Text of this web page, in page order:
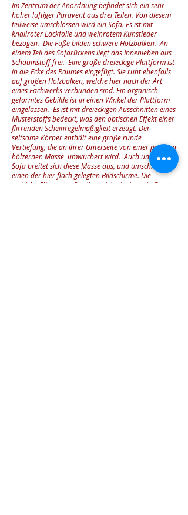
Im Zentrum der Anordnung befindet sich ein sehr
hoher luftiger Paravent aus drei Teilen. Von diesem
teilweise umschlossen wird ein Sofa. Es ist mit
knallroter Lackfolie und weinrotem Kunstleder
bezogen. Die Füße bilden schwere Holzbalken. An
einem Teil des Sofarückens liegt das Innenleben aus
Schaumstoff frei. Eine große dreieckige Plattform ist
in die Ecke des Raumes eingefügt. Sie ruht ebenfalls
auf großen Holzbalken, welche hier nach der Art
eines Fachwerks verbunden sind. Ein organisch
geformtes Gebilde ist in einen Winkel der Plattform
eingelassen. Es ist mit dreieckigen Ausschnitten eines
Musterstoffs bedeckt, was den optischen Effekt einer
flirrenden Scheinregelmäßigkeit erzeugt. Der
seltsame Körper enthält eine große runde
Vertiefung, die an ihrer Unterseite von einer porösen
hölzernen Masse umwuchert wird. Auch unter dem
Sofa breitet sich diese Masse aus, und umschließt
einen der hier flach gelegten Bildschirme. Die
restliche Fläche der Plattform ist mit einem in Form